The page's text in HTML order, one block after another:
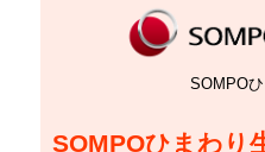
SOMPO
SOMPOひまわ